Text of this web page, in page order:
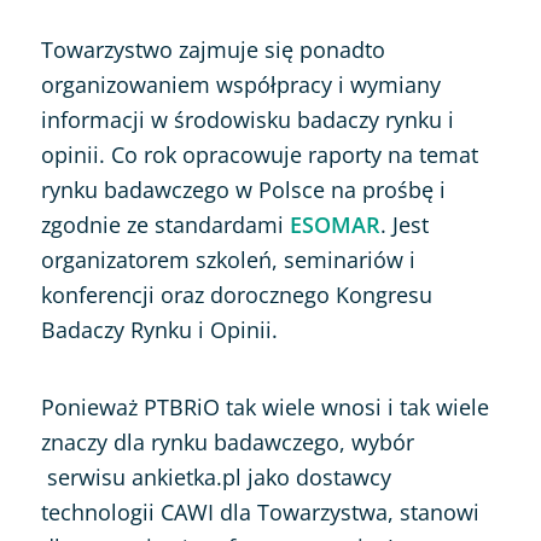
Towarzystwo zajmuje się ponadto
organizowaniem współpracy i wymiany
informacji w środowisku badaczy rynku i
opinii. Co rok opracowuje raporty na temat
rynku badawczego w Polsce na prośbę i
zgodnie ze standardami ESOMAR. Jest
organizatorem szkoleń, seminariów i
konferencji oraz dorocznego Kongresu
Badaczy Rynku i Opinii.
Ponieważ PTBRiO tak wiele wnosi i tak wiele
znaczy dla rynku badawczego, wybór
serwisu ankietka.pl jako dostawcy
technologii CAWI dla Towarzystwa, stanowi